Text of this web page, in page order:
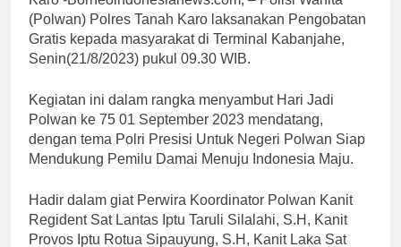
(Polwan) Polres Tanah Karo laksanakan Pengobatan
Gratis kepada masyarakat di Terminal Kabanjahe,
Senin(21/8/2023) pukul 09.30 WIB.
Kegiatan ini dalam rangka menyambut Hari Jadi
Polwan ke 75 01 September 2023 mendatang,
dengan tema Polri Presisi Untuk Negeri Polwan Siap
Mendukung Pemilu Damai Menuju Indonesia Maju.
Hadir dalam giat Perwira Koordinator Polwan Kanit
Regident Sat Lantas Iptu Taruli Silalahi, S.H, Kanit
Provos Iptu Rotua Sipauyung, S.H, Kanit Laka Sat